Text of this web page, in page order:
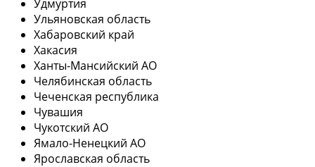
Удмуртия
Ульяновская область
Хабаровский край
Хакасия
Ханты-Мансийский АО
Челябинская область
Чеченская республика
Чувашия
Чукотский АО
Ямало-Ненецкий АО
Ярославская область